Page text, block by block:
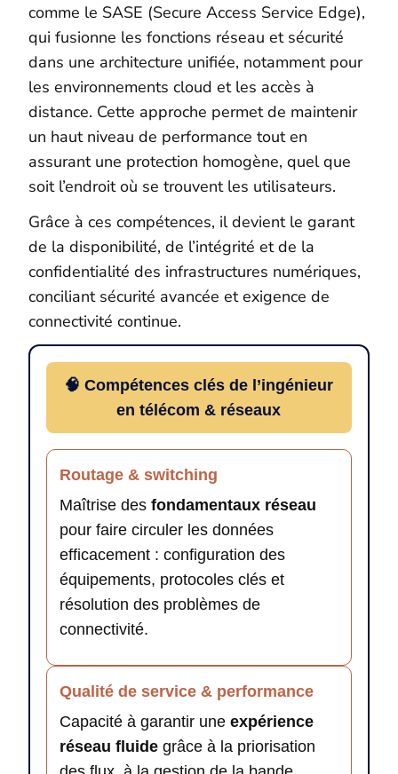
comme le SASE (Secure Access Service Edge),
qui fusionne les fonctions réseau et sécurité
dans une architecture unifiée, notamment pour
les environnements cloud et les accès à
distance. Cette approche permet de maintenir
un haut niveau de performance tout en
assurant une protection homogène, quel que
soit l’endroit où se trouvent les utilisateurs.
Grâce à ces compétences, il devient le garant
de la disponibilité, de l’intégrité et de la
confidentialité des infrastructures numériques,
conciliant sécurité avancée et exigence de
connectivité continue.
🧠 Compétences clés de l’ingénieur
en télécom & réseaux
Routage & switching
Maîtrise desfondamentaux réseau
pour faire circuler les données
efficacement : configuration des
équipements, protocoles clés et
résolution des problèmes de
connectivité.
Qualité de service & performance
Capacité à garantir uneexpérience
réseau fluide grâce à la priorisation